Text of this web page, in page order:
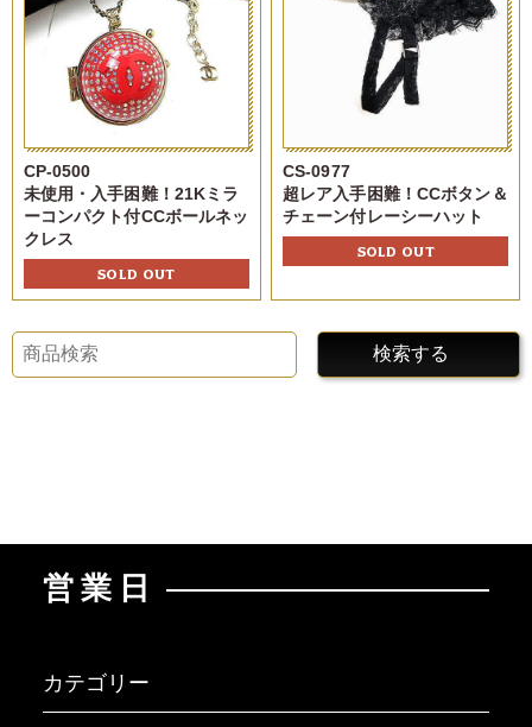
CP-0500
未使用・入手困難！21Kミラ
ーコンパクト付CCボールネッ
クレス
SOLD OUT
CS-0977
超レア入手困難！CCボタン＆
チェーン付レーシーハット
SOLD OUT
検索する
営業日
カテゴリー